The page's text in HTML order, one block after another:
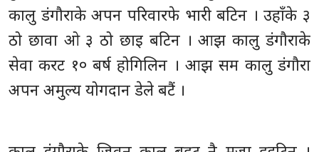
कालु डंगौराके अपन परिवारफे भारी बटिन । उहाँके ३
ठो छावा ओ ३ ठो छाइ बटिन । आझ कालु डंगौराके
सेवा करट १० बर्ष होगिलिन । आझ सम कालु डंगौरा
अपन अमुल्य योगदान डेले बटैं ।